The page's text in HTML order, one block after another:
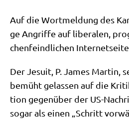
Auf die Wort­mel­dung des
ge Angrif­fe auf libe­ra­len,
chen­feind­li­chen
Der Jesu­it, P. James Mar­tin,
bemüht gelas­sen auf die
ti­on gegen­über der US-
sogar als einen „Schritt